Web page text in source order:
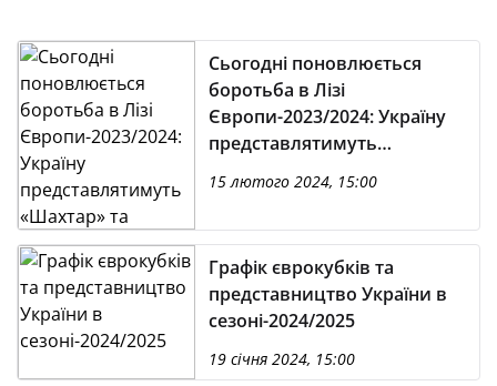
Сьогодні поновлюється
боротьба в Лізі
Європи-2023/2024: Україну
представлятимуть
Трубін зі своєю «Бенфікою»
15 лютого 2024, 15:00
Графік єврокубків та
представництво України в
сезоні-2024/2025
19 січня 2024, 15:00